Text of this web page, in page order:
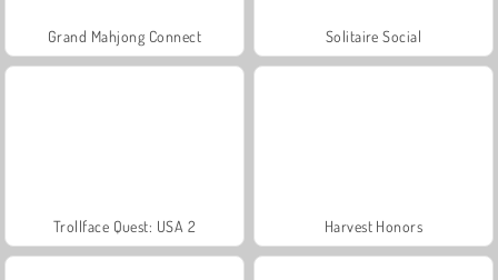
Grand Mahjong Connect Solitaire Social
Trollface Quest: USA 2 Harvest Honors